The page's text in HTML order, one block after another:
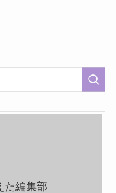
た編集部